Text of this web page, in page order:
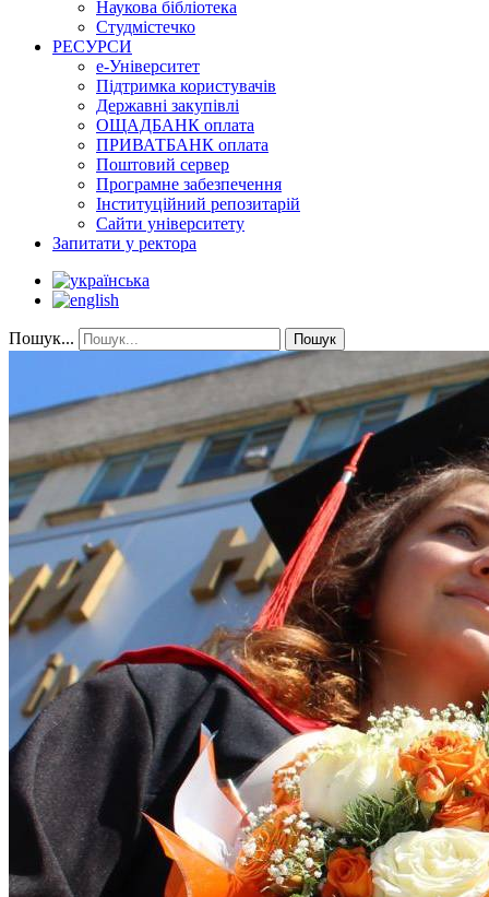
Наукова бібліотека
Студмістечко
РЕСУРСИ
е-Університет
Підтримка користувачів
Державні закупівлі
ОЩАДБАНК оплата
ПРИВАТБАНК оплата
Поштовий сервер
Програмне забезпечення
Інституційний репозитарій
Сайти університету
Запитати у ректора
Пошук... Пошук